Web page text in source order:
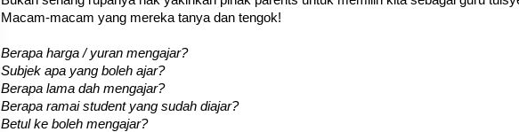
Macam-macam yang mereka tanya dan tengok!
Berapa harga / yuran mengajar?
Subjek apa yang boleh ajar?
Berapa lama dah mengajar?
Berapa ramai student yang sudah diajar?
Betul ke boleh mengajar?